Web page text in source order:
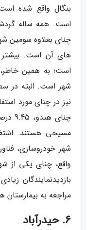
است. همه ساله
چنای بعلاوه سومین
های آن است.
است؛ به همین خاطر،
شهر است. البته در
مسیحی هستند.
شهر خودروسازی،
واقع، چنای یکی از
بازدیدنمایندگان
مراجعه به
6. حیدرآباد